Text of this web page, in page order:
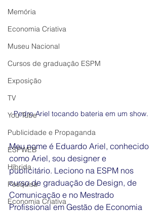
Memória
Economia Criativa
Museu Nacional
Cursos de graduação ESPM
Exposição
TV
You Tube
Publicidade e Propaganda
ESPWEB
Híbrida
Pesquisa
Economia Criativa
Pedro Ariel tocando bateria em um show.
Meu nome é Eduardo Ariel, conhecido
como Ariel, sou designer e
publicitário. Leciono na ESPM nos
curso de graduação de Design, de
Comunicação e no Mestrado
Profissional em Gestão de Economia